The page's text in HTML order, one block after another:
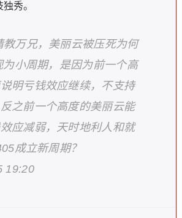
秀。
教万兄，美丽云被压死为何
为小周期，是因为前一个高
明亏钱效应继续，不支持
之前一个高度的美丽云能
应减弱，天时地利人和就
成立新周期？
19:20